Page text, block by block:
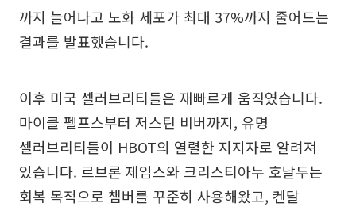
까지 늘어나고 노화 세포가 최대 37%까지 줄어드는
결과를 발표했습니다.
이후 미국 셀러브리티들은 재빠르게 움직였습니다.
마이클 펠프스부터 저스틴 비버까지, 유명
셀러브리티들이 HBOT의 열렬한 지지자로 알려져
있습니다. 르브론 제임스와 크리스티아누 호날두는
회복 목적으로 챔버를 꾸준히 사용해왔고, 켄달